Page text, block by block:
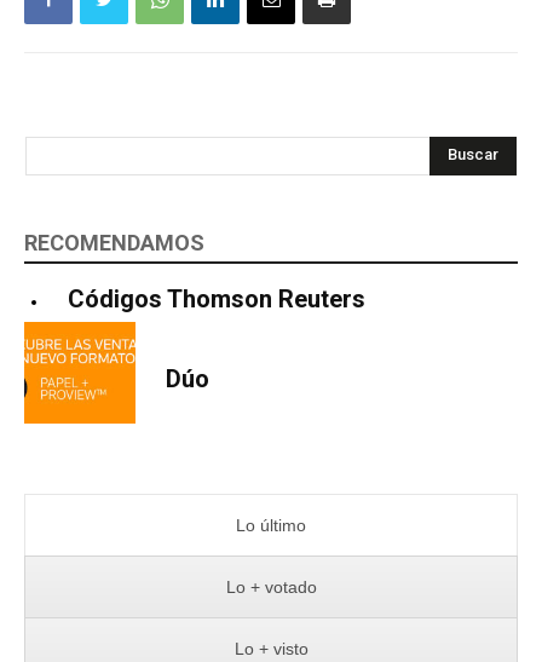
Buscar
RECOMENDAMOS
Códigos Thomson Reuters
Dúo
Lo último
Lo + votado
Lo + visto